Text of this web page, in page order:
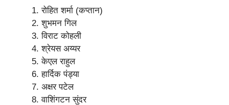
रोहित शर्मा (कप्तान)
शुभमन गिल
विराट कोहली
श्रेयस अय्यर
केएल राहुल
हार्दिक पंड्या
अक्षर पटेल
वाशिंगटन सुंदर